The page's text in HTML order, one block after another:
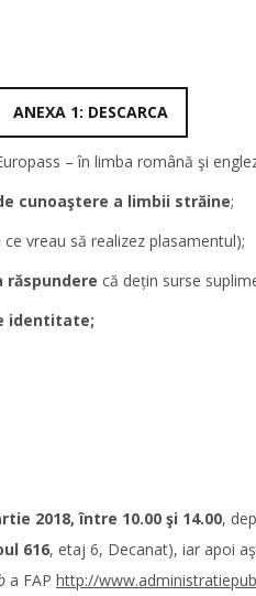
ANEXA 1: DESCARCA
– în limba română şi
cunoaştere a limbii străine;
ce vreau să realizez plasamentul);
răspundere că dețin surse
identitate;
2018, între 10.00 şi 14.00,
616, etaj 6, Decanat), iar apoi
a FAP http://